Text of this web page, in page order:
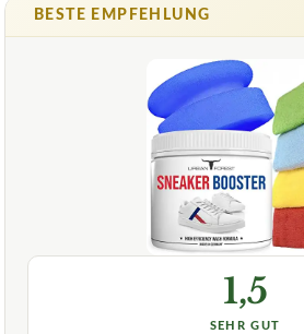
BESTE EMPFEHLUNG
1,5
SEHR GUT